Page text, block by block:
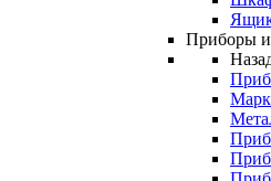
Приборы и